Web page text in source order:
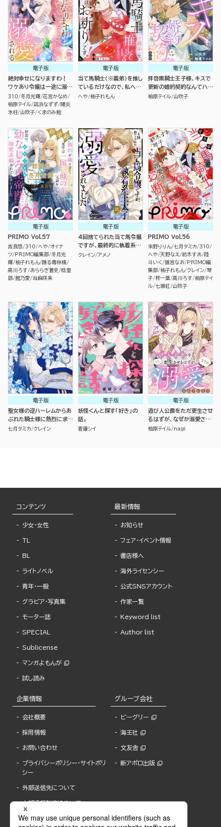
電子版
絶対幸せになりますわ！
ワケあり令嬢は一途に溺愛
される アンソロジーコミッ
ク
310 冬月光輝 花宮かなめ
柚原テイル 凪浜なずず 陽炎
氷柱 山吹子 くまのみ鮭
電子版
当て馬騎士（※義弟）を推し
ているだけなので、私への
溺愛はお断りです！（分冊
へや 柚子れもん
電子版
拝啓黒騎士王子様、キスで
更新の婚約契約なんてハー
ドル激高です！（単話版）
柚原テイル 山吹子
電子版
PRIMO Vol.57
吉良悠 310 へや オイナ
ツ
PRIMO編集部 冬月光
輝 柚子れもん 踊る毒林檎
高川ろす
あららぎ蒼史
稔里
昴 館乃愛 当麻咲来
電子版
4回捨てられた当て馬令嬢
ですが、最終的に執着系王
太子に溺愛されました（単
クレイン アメノ
電子版
PRIMO Vol.56
朱野りりん 七月タミカ 310
へや 天野なえ 紡木すあ
陸
斗いく 猫宮なお
PRIMO編
集部 柚子れもん クレイン 琴
子 柊一葉 高川ろす 柚原テイ
ル 七瀬紅 山吹子
電子版
聖女様の逆ハーレムからあ
ぶれた騎士様に熱烈に求愛
されている件 （3）
七月タミカ クレイン
電子版
妖怪くんと探す「好き」の
話。
者鐘シイ
電子版
遊び人公爵をただ更生させ
るはずが、なぜか溺愛され
ています（単話版）
柚原テイル nagi
コンテンツ
少女・女性
TL
BL
ライトノベル
青年・一般
グラビア・写真集
モーター誌
SPECIAL
Sublicense
マンガよもんが
試し読み
最新情報
お知らせ
フェア・イベント情報
書店様へ
海外ライセンシー
公式SNSアカウント
作家一覧
Keyword list
Author list
企業情報
会社概要
採用情報
お問い合わせ
プライバシーポリシー・サイトポリ
シー
外部送信先について
内部通報制度について
グループ会社
ビーグリー
海王社
文友舎
新アポロ出版